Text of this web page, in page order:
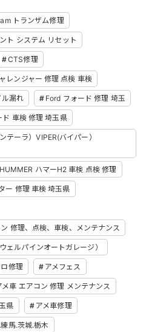
トランザム修理
ト システム リセット
CTS修理
レンジャー 修理 点検 車検
漏れ Ford フォード 修理 埼玉
車検 修理 埼玉県
テーラ）VIPER(バイパー）
HUMMER ハマーH2 車検 点検 修理
ー 修理 車検 埼玉県
修理、点検、車検、メンテナンス
ェルパインオートガレージ）
修理 アメフェス
メ車 エアコン 修理 メンテナンス
県 アメ車修理
馬.茨城.栃木